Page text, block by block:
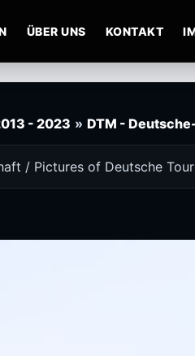
ÜBER UNS KONTAKT
- 2023 » DTM -
/ Pictures of Deutsche